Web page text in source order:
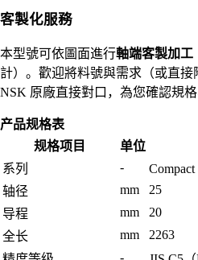
客製化服務
本型號可依圖面進行軸端客製加工
計）。歡迎將料號與需求（或直
NSK 原廠直接對口，為您確認規格
产品规格表
规格项目
单位
系列
-
轴径
mm
25
导程
mm
20
全长
mm
2263
-